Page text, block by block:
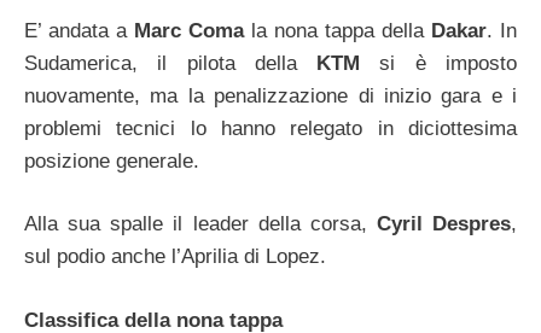
E’ andata a Marc Comala nona tappa della Dakar. In
Sudamerica, il pilota dellaKTM si è imposto
nuovamente, ma la penalizzazione di inizio gara e i
problemi tecnici lo hanno relegato in diciottesima
posizione generale.
Alla sua spalle il leader della corsa, Cyril Despres,
sul podio anche l’Aprilia di Lopez.
Classifica della nona tappa